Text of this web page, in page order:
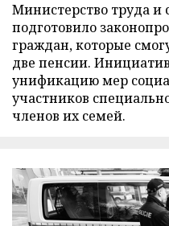
Министерство труда и
подготовило
граждан, которые
две пенсии.
унификацию мер
участников
членов их семей.